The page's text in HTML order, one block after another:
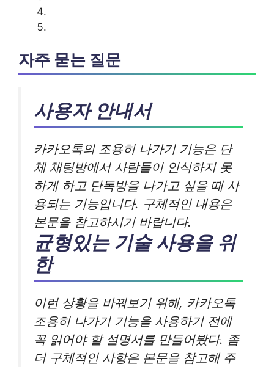
자주 묻는 질문
사용자 안내서
카카오톡의 조용히 나가기 기능은 단
체 채팅방에서 사람들이 인식하지 못
하게 하고 단톡방을 나가고 싶을 때 사
용되는 기능입니다. 구체적인 내용은
본문을 참고하시기 바랍니다.
균형있는 기술 사용을 위
한
이런 상황을 바꿔보기 위해, 카카오톡
조용히 나가기 기능을 사용하기 전에
꼭 읽어야 할 설명서를 만들어봤다. 좀
더 구체적인 사항은 본문을 참고해 주